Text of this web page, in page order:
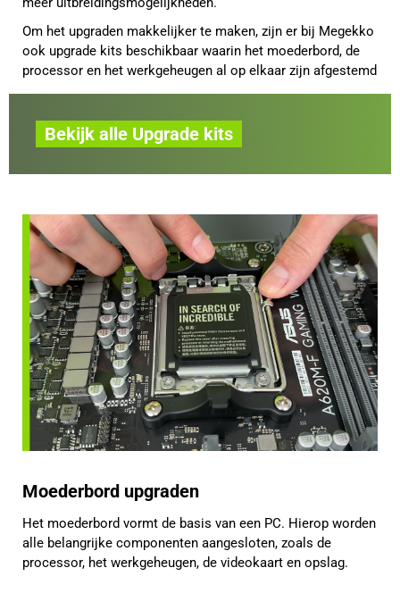
Om het upgraden makkelijker te maken, zijn er bij Megekko
ook upgrade kits beschikbaar waarin het moederbord, de
processor en het werkgeheugen al op elkaar zijn afgestemd
Bekijk alle Upgrade kits
Moederbord upgraden
Het moederbord vormt de basis van een PC. Hierop worden
alle belangrijke componenten aangesloten, zoals de
processor, het werkgeheugen, de videokaart en opslag.